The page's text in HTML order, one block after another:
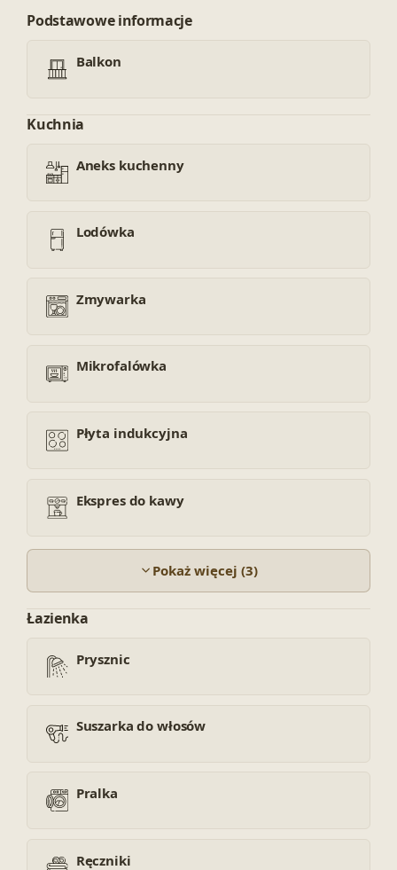
Podstawowe informacje
Balkon
Kuchnia
Aneks kuchenny
Lodówka
Zmywarka
Mikrofalówka
Płyta indukcyjna
Ekspres do kawy
Pokaż więcej (3)
Łazienka
Prysznic
Suszarka do włosów
Pralka
Ręczniki